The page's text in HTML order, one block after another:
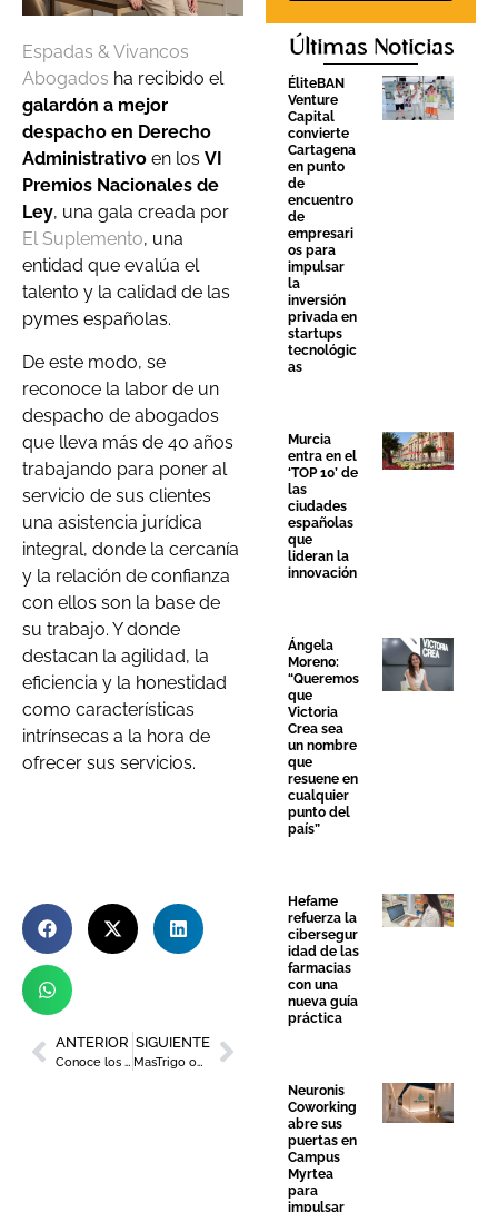
Espadas & Vivancos
Abogados ha recibido el
galardón a mejor
despacho en Derecho
Administrativo en los VI
Premios Nacionales de
Ley, una gala creada por
El Suplemento, una
entidad que evalúa el
talento y la calidad de las
pymes españolas.
De este modo, se
reconoce la labor de un
despacho de abogados
que lleva más de 40 años
trabajando para poner al
servicio de sus clientes
una asistencia jurídica
integral, donde la cercanía
y la relación de confianza
con ellos son la base de
su trabajo. Y donde
destacan la agilidad, la
eficiencia y la honestidad
como características
intrínsecas a la hora de
ofrecer sus servicios.
ANTERIOR
Conoce los cuatro nuevos restaurantes reconocidos por la Guía Repsol
SIGUIENTE
MasTrigo obtiene el Sello de Comunicación Responsable
Últimas Noticias
ÉliteBAN
Venture
Capital
convierte
Cartagena
en punto
de
encuentro
de
empresari
os para
impulsar
la
inversión
privada en
startups
tecnológic
as
Murcia
entra en el
‘TOP 10’ de
las
ciudades
españolas
que
lideran la
innovación
Ángela
Moreno:
“Queremos
que
Victoria
Crea sea
un nombre
que
resuene en
cualquier
punto del
país”
Hefame
refuerza la
cibersegur
idad de las
farmacias
con una
nueva guía
práctica
Neuronis
Coworking
abre sus
puertas en
Campus
Myrtea
para
impulsar